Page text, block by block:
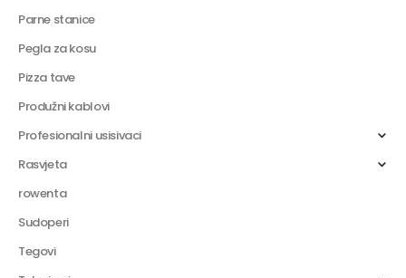
Parne stanice
Pegla za kosu
Pizza tave
Produžni kablovi
Profesionalni usisivaci
Rasvjeta
rowenta
Sudoperi
Tegovi